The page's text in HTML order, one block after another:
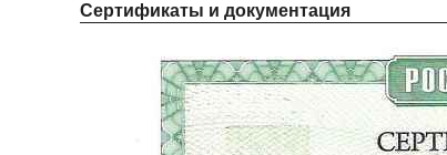
Сертификаты и документация